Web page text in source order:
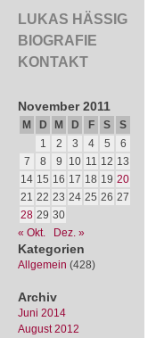
LUKAS HÄSSIG
BIOGRAFIE
KONTAKT
November 2011
M D M D F S
S
1
2 3 4 5
6
7
8 9 10 11 12 13
14 15 16 17 18 19 20
21 22 23 24 25 26 27
28 29 30
« Okt.
Dez. »
Kategorien
Allgemein (428)
Archiv
Juni 2014
August 2012